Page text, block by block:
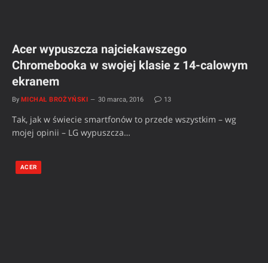
Acer wypuszcza najciekawszego
Chromebooka w swojej klasie z 14-calowym
ekranem
By MICHAŁ BROŻYŃSKI 30 marca, 2016 13
Tak, jak w świecie smartfonów to przede wszystkim – wg
mojej opinii – LG wypuszcza…
ACER